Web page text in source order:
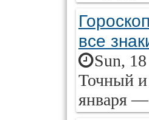
все
Sun, 18
Точный и
января —